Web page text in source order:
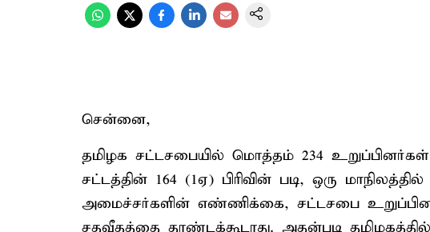
சென்னை,
தமிழக சட்டசபையில் மொத்தம் 234
சட்டத்தின் 164 (1ஏ) பிரிவின் படி, ஒரு
அமைச்சர்களின் எண்ணிக்கை, சட்டசபை
சதவீதத்தை தாண்டக்கூடாது. அதன்படி